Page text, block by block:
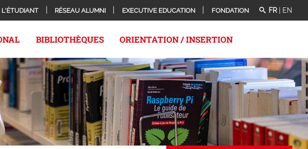
L'ÉTUDIANT RÉSEAU ALUMNI EXECUTIVE EDUCATION FONDATION FR EN
BIBLIOTHÈQUES ORIENTATION / INSERTION